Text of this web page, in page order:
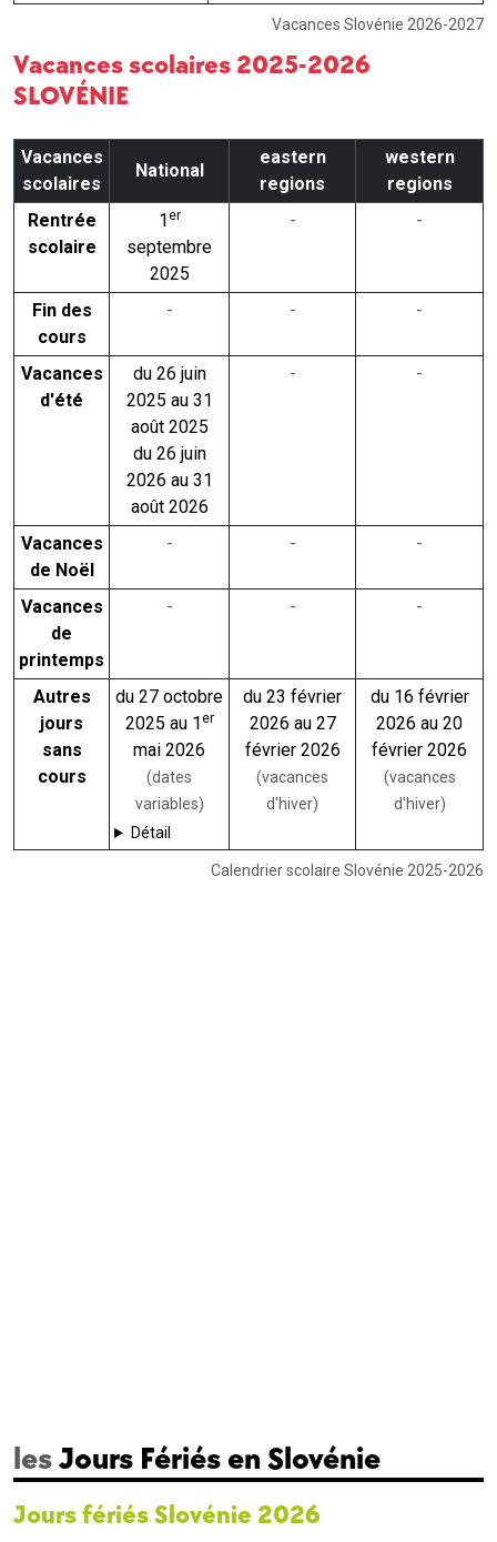
Vacances Slovénie 2026-2027
Vacances scolaires 2025-2026
SLOVÉNIE
Calendrier scolaire Slovénie 2025-2026
Vacances
scolaires
National
eastern
regions
western
regions
Rentrée
scolaire
1er
septembre
2025
- -
Fin des
cours
- - -
Vacances
d'été
du 26 juin
2025 au 31
août 2025
du 26 juin
2026 au 31
août 2026
- -
Vacances
de Noël
- - -
Vacances
de
printemps
- - -
Autres
jours
sans
cours
du 27 octobre
2025 au 1er
mai 2026
(dates
variables)
Détail
du 23 février
2026 au 27
février 2026
(vacances
d'hiver)
du 16 février
2026 au 20
février 2026
(vacances
d'hiver)
lesJours Fériés en Slovénie
Jours fériés Slovénie 2026